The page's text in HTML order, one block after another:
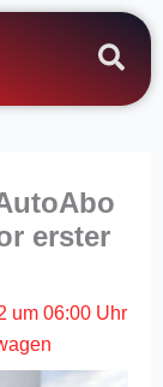
erster
um 06:00 Uhr